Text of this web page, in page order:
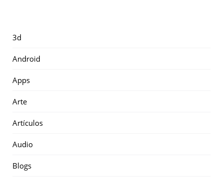
3d
Android
Apps
Arte
Artículos
Audio
Blogs